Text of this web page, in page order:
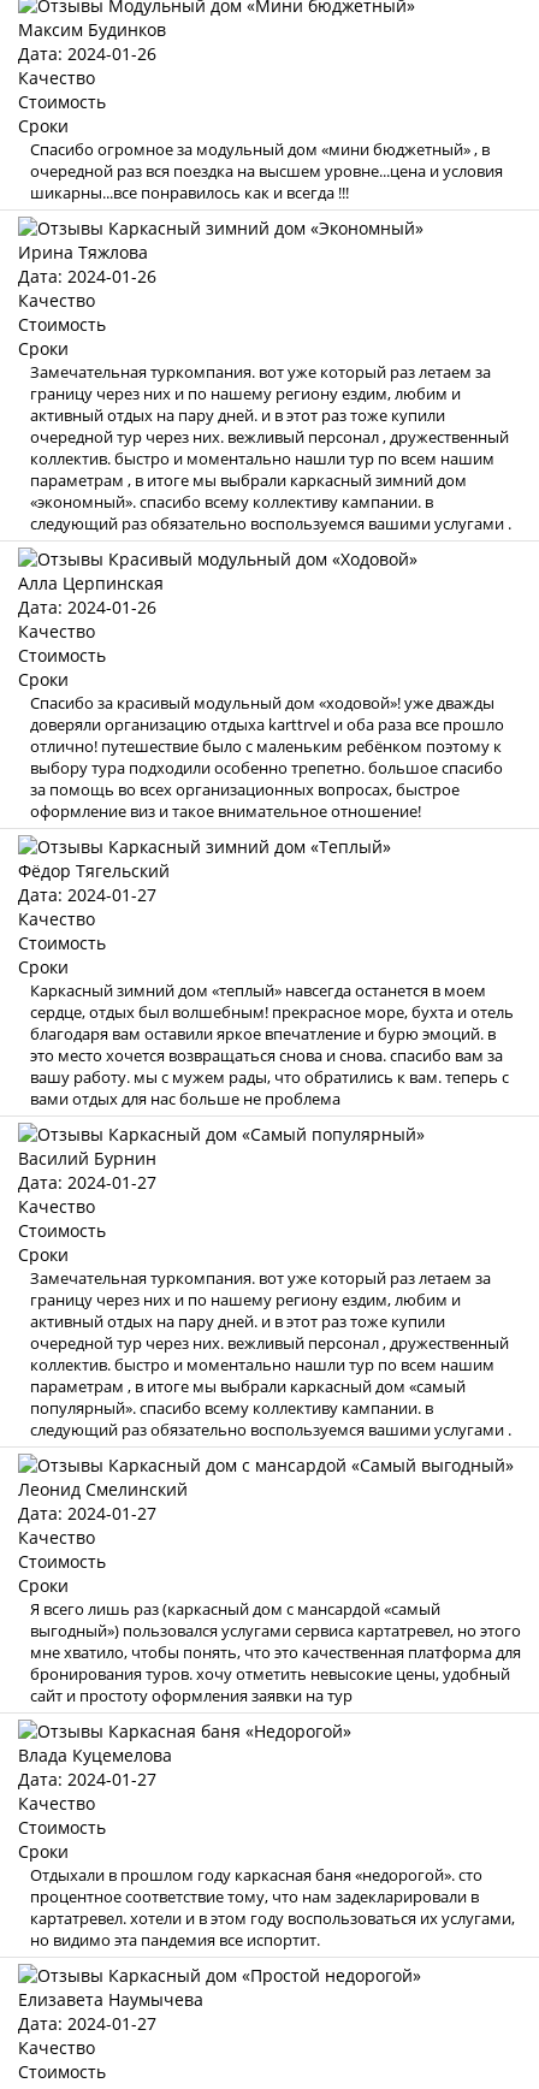
Максим Будинков
Дата: 2024-01-26
Качество
Стоимость
Сроки
Спасибо огромное за модульный дом «мини бюджетный» , в
очередной раз вся поездка на высшем уровне...цена и условия
шикарны...все понравилось как и всегда !!!
Ирина Тяжлова
Дата: 2024-01-26
Качество
Стоимость
Сроки
Замечательная туркомпания. вот уже который раз летаем за
границу через них и по нашему региону ездим, любим и
активный отдых на пару дней. и в этот раз тоже купили
очередной тур через них. вежливый персонал , дружественный
коллектив. быстро и моментально нашли тур по всем нашим
параметрам , в итоге мы выбрали каркасный зимний дом
«экономный». спасибо всему коллективу кампании. в
следующий раз обязательно воспользуемся вашими услугами .
Алла Церпинская
Дата: 2024-01-26
Качество
Стоимость
Сроки
Спасибо за красивый модульный дом «ходовой»! уже дважды
доверяли организацию отдыха karttrvel и оба раза все прошло
отлично! путешествие было с маленьким ребёнком поэтому к
выбору тура подходили особенно трепетно. большое спасибо
за помощь во всех организационных вопросах, быстрое
оформление виз и такое внимательное отношение!
Фёдор Тягельский
Дата: 2024-01-27
Качество
Стоимость
Сроки
Каркасный зимний дом «теплый» навсегда останется в моем
сердце, отдых был волшебным! прекрасное море, бухта и отель
благодаря вам оставили яркое впечатление и бурю эмоций. в
это место хочется возвращаться снова и снова. спасибо вам за
вашу работу. мы с мужем рады, что обратились к вам. теперь с
вами отдых для нас больше не проблема
Василий Бурнин
Дата: 2024-01-27
Качество
Стоимость
Сроки
Замечательная туркомпания. вот уже который раз летаем за
границу через них и по нашему региону ездим, любим и
активный отдых на пару дней. и в этот раз тоже купили
очередной тур через них. вежливый персонал , дружественный
коллектив. быстро и моментально нашли тур по всем нашим
параметрам , в итоге мы выбрали каркасный дом «самый
популярный». спасибо всему коллективу кампании. в
следующий раз обязательно воспользуемся вашими услугами .
Леонид Смелинский
Дата: 2024-01-27
Качество
Стоимость
Сроки
Я всего лишь раз (каркасный дом с мансардой «самый
выгодный») пользовался услугами сервиса картатревел, но этого
мне хватило, чтобы понять, что это качественная платформа для
бронирования туров. хочу отметить невысокие цены, удобный
сайт и простоту оформления заявки на тур
Влада Куцемелова
Дата: 2024-01-27
Качество
Стоимость
Сроки
Отдыхали в прошлом году каркасная баня «недорогой». сто
процентное соответствие тому, что нам задекларировали в
картатревел. хотели и в этом году воспользоваться их услугами,
но видимо эта пандемия все испортит.
Елизавета Наумычева
Дата: 2024-01-27
Качество
Стоимость